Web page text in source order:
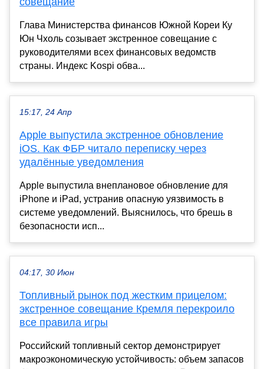
Глава Министерства финансов Южной Кореи Ку
Юн Чхоль созывает экстренное совещание с
руководителями всех финансовых ведомств
страны. Индекс Kospi обва...
15:17, 24 Апр
Apple выпустила экстренное обновление
iOS. Как ФБР читало переписку через
удалённые уведомления
Apple выпустила внеплановое обновление для
iPhone и iPad, устранив опасную уязвимость в
системе уведомлений. Выяснилось, что брешь в
безопасности исп...
04:17, 30 Июн
Топливный рынок под жестким прицелом:
экстренное совещание Кремля перекроило
все правила игры
Российский топливный сектор демонстрирует
макроэкономическую устойчивость: объем запасов